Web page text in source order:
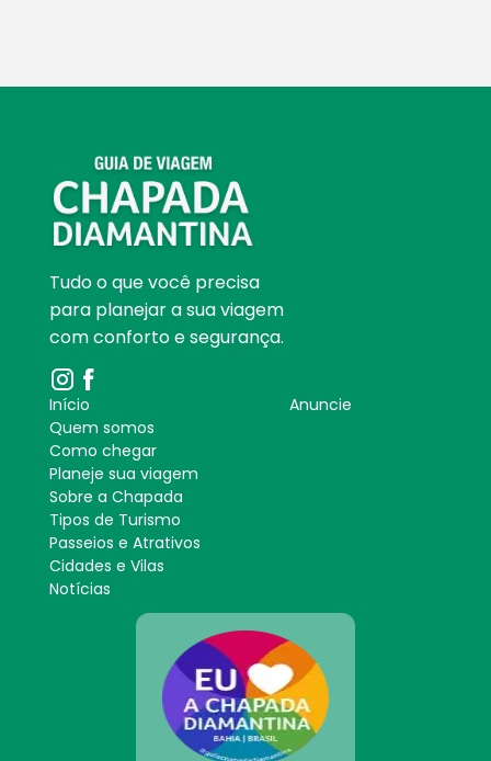
Tudo o que você precisa
para planejar a sua viagem
com conforto e segurança.
Início
Quem somos
Como chegar
Planeje sua viagem
Sobre a Chapada
Tipos de Turismo
Passeios e Atrativos
Cidades e Vilas
Notícias
Anuncie